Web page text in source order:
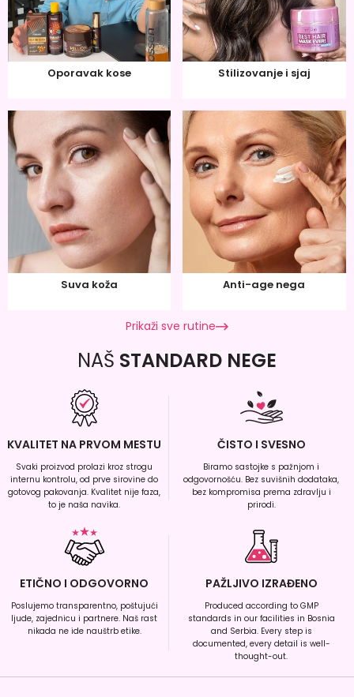
Oporavak kose Stilizovanje i sjaj
Suva koža Anti-age nega
Prikaži sve rutine
NAŠ STANDARD NEGE
KVALITET NA PRVOM MESTU
Svaki proizvod prolazi kroz strogu
internu kontrolu, od prve sirovine do
gotovog pakovanja. Kvalitet nije faza,
to je naša navika.
ČISTO I SVESNO
Biramo sastojke s pažnjom i
odgovornošću. Bez suvišnih dodataka,
bez kompromisa prema zdravlju i
prirodi.
ETIČNO I ODGOVORNO
Poslujemo transparentno, poštujući
ljude, zajednicu i partnere. Naš rast
nikada ne ide nauštrb etike.
PAŽLJIVO IZRAĐENO
Produced according to GMP
standards in our facilities in Bosnia
and Serbia. Every step is
documented, every detail is well-
thought-out.